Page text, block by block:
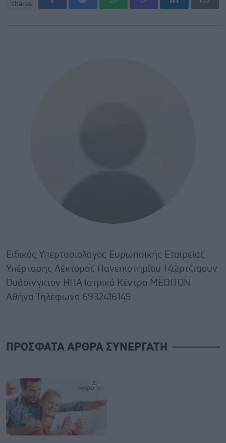
shares
Ειδικός Υπερτασιολόγος Ευρωπαικής Εταιρείας
Υπέρτασης Λέκτορας Πανεπιστημίου Τζώρτζταουν
Ουάσινγκτον ΗΠΑ Ιατρικό Κέντρο MEDITON
Αθήνα Τηλέφωνο 6932416145
ΠΡΟΣΦΑΤΑ ΑΡΘΡΑ ΣΥΝΕΡΓΑΤΗ